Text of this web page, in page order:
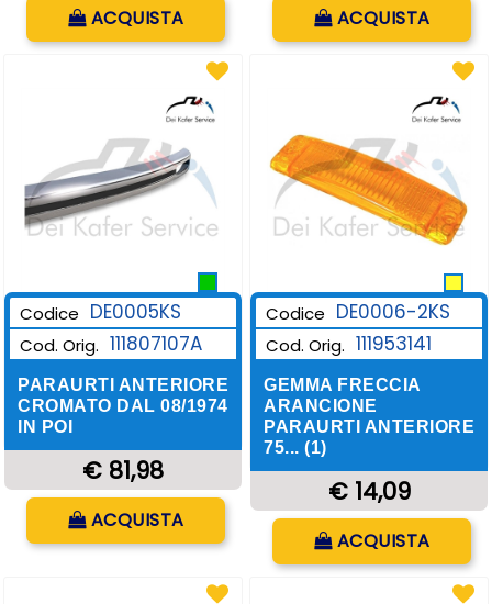
ACQUISTA Quantità
ACQUISTA
Codice DE0005KS
Cod. Orig. 111807107A
PARAURTI ANTERIORE
CROMATO DAL 08/1974
IN POI
€ 81,98
Quantità
ACQUISTA
Codice DE0006-2KS
Cod. Orig. 111953141
GEMMA FRECCIA
ARANCIONE
PARAURTI ANTERIORE
75... (1)
€ 14,09
Quantità
ACQUISTA